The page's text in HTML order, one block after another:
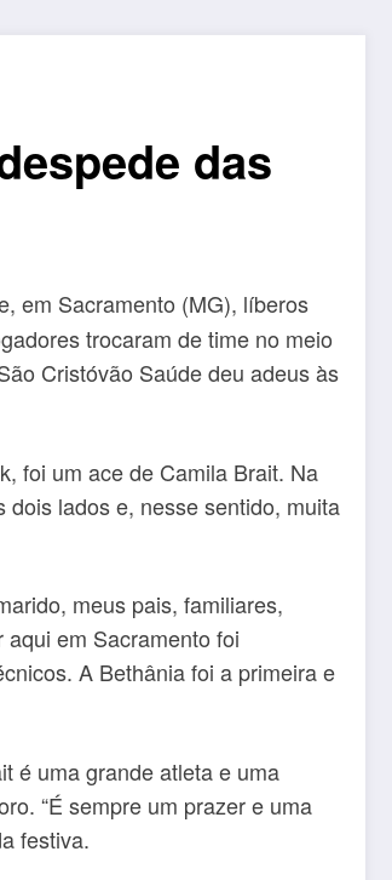
das
em Sacramento (MG), líberos
trocaram de time no meio
Cristóvão Saúde deu adeus às
foi um ace de Camila Brait. Na
lados e, nesse sentido, muita
meus pais, familiares,
em Sacramento foi
A Bethânia foi a primeira e
é uma grande atleta e uma
“É sempre um prazer e uma
festiva.